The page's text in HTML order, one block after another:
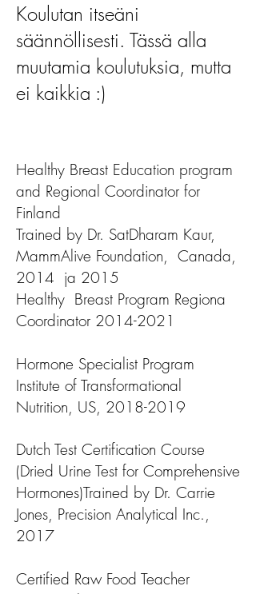
Koulutan itseäni
säännöllisesti. Tässä alla
muutamia koulutuksia, mutta
ei kaikkia :)
Healthy Breast Education program
and Regional Coordinator for
Finland
Trained by Dr. SatDharam Kaur,
MammAlive Foundation, Canada,
2014 ja 2015
Healthy Breast Program Regiona
Coordinator 2014-2021
Hormone Specialist Program
Institute of Transformational
Nutrition, US, 2018-2019
Dutch Test Certification Course
(Dried Urine Test for Comprehensive
Hormones)Trained by Dr. Carrie
Jones, Precision Analytical Inc.,
2017
Certified Raw Food Teacher